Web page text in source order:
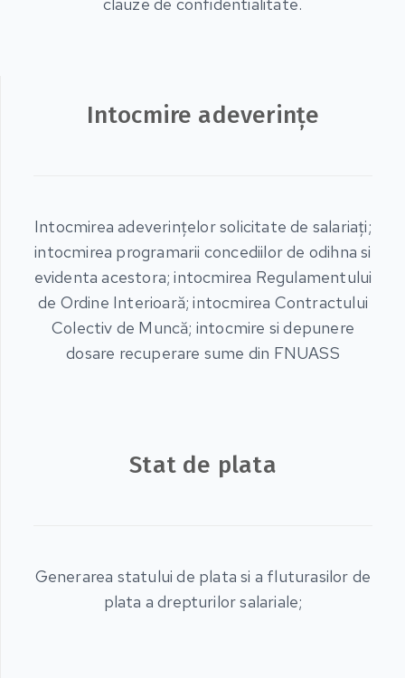
Intocmire adeverinţe
Intocmirea adeverinţelor solicitate de salariaţi;
intocmirea programarii concediilor de odihna si
evidenta acestora; intocmirea Regulamentului
de Ordine Interioară; intocmirea Contractului
Colectiv de Muncă; intocmire si depunere
dosare recuperare sume din FNUASS
Stat de plata
Generarea statului de plata si a fluturasilor de
plata a drepturilor salariale;